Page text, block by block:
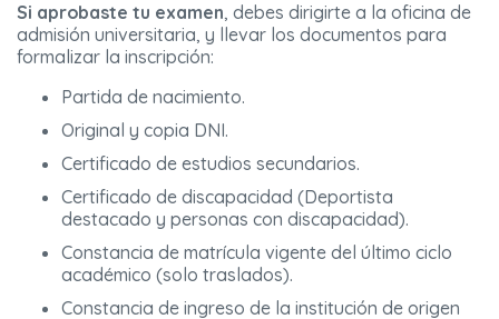
Si aprobaste tu examen, debes dirigirte a la oficina de
admisión universitaria, y llevar los documentos para
formalizar la inscripción:
Partida de nacimiento.
Original y copia DNI.
Certificado de estudios secundarios.
Certificado de discapacidad (Deportista
destacado y personas con discapacidad).
Constancia de matrícula vigente del último ciclo
académico (solo traslados).
Constancia de ingreso de la institución de origen